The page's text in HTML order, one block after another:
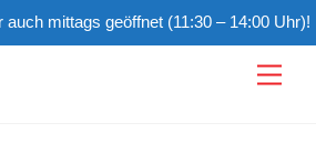
auch mittags geöffnet (11:30 – 14:00 Uhr)!